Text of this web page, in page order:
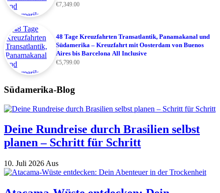
€7,349.00
48 Tage Kreuzfahrten Transatlantik, Panamakanal und
Südamerika – Kreuzfahrt mit Oosterdam von Buenos
Aires bis Barcelona All Inclusive
€5,799.00
Südamerika-Blog
Deine Rundreise durch Brasilien selbst
planen – Schritt für Schritt
10. Juli 2026 Aus